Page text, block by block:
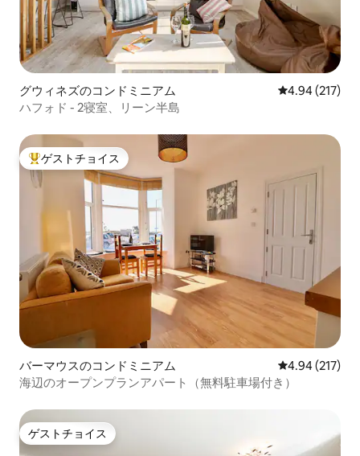
グウィネズのコンドミニアム レビュー217
4.94 (217)
ハフォド - 2寝室、リーン半島
大好評のゲストチョイスです。
ゲストチョイス
バーマウスのコンドミニアム レビュー217
4.94 (217)
海辺のオープンプランアパート（無料駐車場付き）
ゲストチョイス
ゲストチョイス